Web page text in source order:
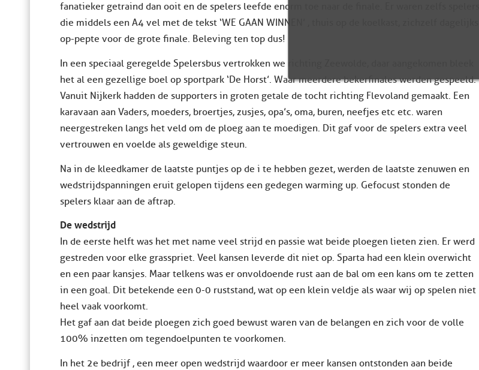
fanatieker getraind dan ooit en de spelers leefde enorm toe naar de finale. Er waren zelfs spelers
die middels een A4 vel met de tekst ‘WE GAAN WINNEN’ , thuis op de koelkast, zichzelf dagelijks
op-pepte voor de grote finale. Beleving ten top dus!
In een speciaal geregelde Spelersbus vertrokken we richting Zeewolde, daar aangekomen bleek
het al een gezellige boel op sportpark ‘De Horst’. Waar meerdere bekerfinales werden gespeeld.
Vanuit Nijkerk hadden de supporters in groten getale de tocht richting Flevoland gemaakt. Een
karavaan aan Vaders, moeders, broertjes, zusjes, opa’s, oma, buren, neefjes etc etc. waren
neergestreken langs het veld om de ploeg aan te moedigen. Dit gaf voor de spelers extra veel
vertrouwen en voelde als geweldige steun.
Na in de kleedkamer de laatste puntjes op de i te hebben gezet, werden de laatste zenuwen en
wedstrijdspanningen eruit gelopen tijdens een gedegen warming up. Gefocust stonden de
spelers klaar aan de aftrap.
De wedstrijd
In de eerste helft was het met name veel strijd en passie wat beide ploegen lieten zien. Er werd
gestreden voor elke grasspriet. Veel kansen leverde dit niet op. Sparta had een klein overwicht
en een paar kansjes. Maar telkens was er onvoldoende rust aan de bal om een kans om te zetten
in een goal. Dit betekende een 0-0 ruststand, wat op een klein veldje als waar wij op spelen niet
heel vaak voorkomt.
Het gaf aan dat beide ploegen zich goed bewust waren van de belangen en zich voor de volle
100% inzetten om tegendoelpunten te voorkomen.
In het 2e bedrijf , een meer open wedstrijd waardoor er meer kansen ontstonden aan beide